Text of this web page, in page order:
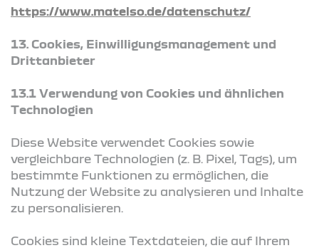
https://www.matelso.de/datenschutz/
13. Cookies, Einwilligungsmanagement und
Drittanbieter
13.1 Verwendung von Cookies und ähnlichen
Technologien
Diese Website verwendet Cookies sowie
vergleichbare Technologien (z. B. Pixel, Tags), um
bestimmte Funktionen zu ermöglichen, die
Nutzung der Website zu analysieren und Inhalte
zu personalisieren.
Cookies sind kleine Textdateien, die auf Ihrem